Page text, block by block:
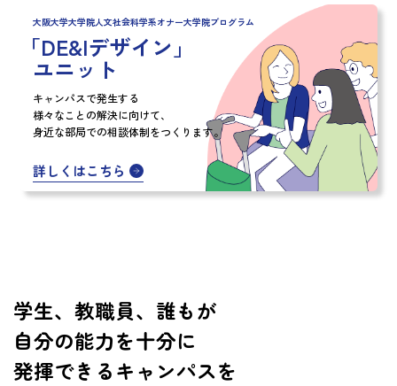
大阪大学大学院人文社会科学系オナー大学院プログラム
「DE&Iデザイン」
ユニット
キャンパスで発生する
様々なことの解決に向けて、
身近な部局での相談体制をつくります。
詳しくはこちら
学生、教職員、誰もが
自分の能力を十分に
発揮できるキャンパスを